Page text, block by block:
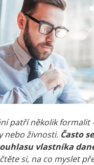
patří několik formalit
nebo živnosti. Často
vlastníka
si, na co myslet